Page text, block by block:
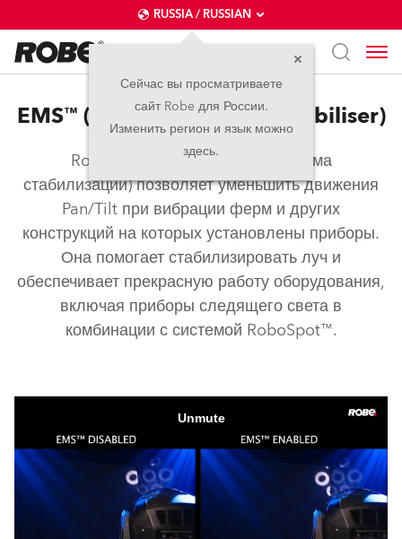
RUSSIA / RUSSIAN
Сейчас вы просматриваете
сайт Robe для России.
Изменить регион и язык можно
здесь.
EMS™ (Electronic Motion Stabiliser)
Robe EMS™ (Электронная система
стабилизации) позволяет уменьшить движения
Pan/Tilt при вибрации ферм и других
конструкций на которых установлены приборы.
Она помогает стабилизировать луч и
обеспечивает прекрасную работу оборудования,
включая приборы следящего света в
комбинации с системой RoboSpot™.